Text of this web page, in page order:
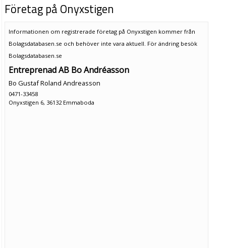
Företag på Onyxstigen
Informationen om registrerade företag på Onyxstigen kommer från
Bolagsdatabasen.se och behöver inte vara aktuell. För ändring besök
Bolagsdatabasen.se
Entreprenad AB Bo Andréasson
Bo Gustaf Roland Andreasson
0471-33458
Onyxstigen 6, 36132 Emmaboda